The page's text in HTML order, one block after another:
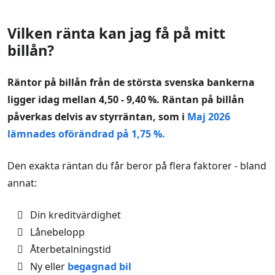
Vilken ränta kan jag få på mitt
billån?
Räntor på billån från de största svenska bankerna
ligger idag mellan 4,50 - 9,40 %. Räntan på billån
påverkas delvis av styrräntan, som i Maj 2026
lämnades oförändrad på 1,75 %.
Den exakta räntan du får beror på flera faktorer - bland
annat:
Din kreditvärdighet
Lånebelopp
Återbetalningstid
Ny eller begagnad bil